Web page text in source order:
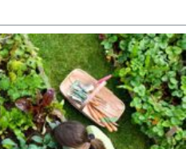
/ 08-08-2026
ბარამიძემ რაღაც
ჩამოაყალიბა,
ნამდვილად არ
წიხლი ივანიშვილის
დაფუძნებული
მსახურებისგან" -
სააკაშვილი
/ 08-08-2026